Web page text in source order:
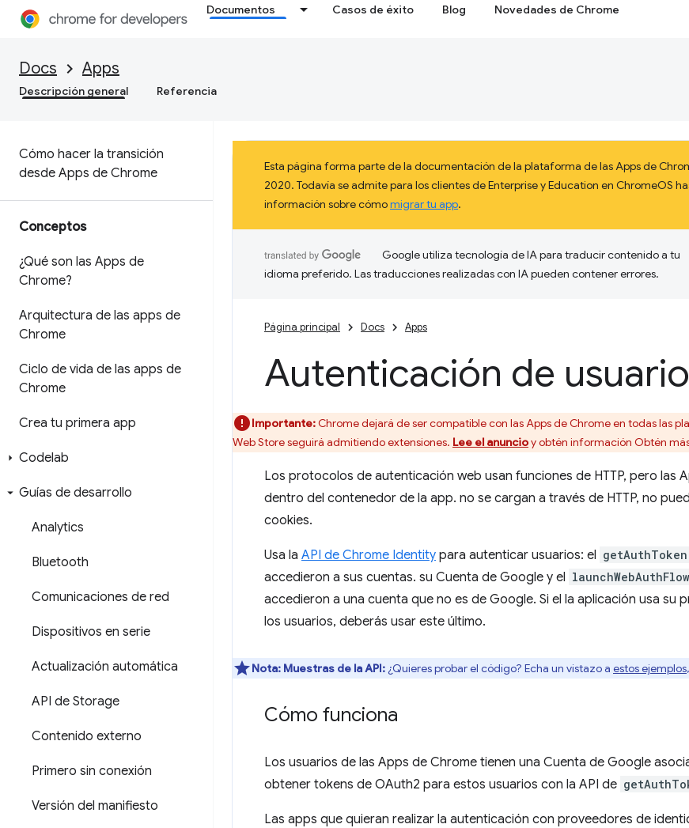
Documentos Casos de éxito Blog Novedades de Chrome
Docs Apps
Descripción general Referencia
Cómo hacer la transición
desde Apps de Chrome
Conceptos
¿Qué son las Apps de
Chrome?
Arquitectura de las apps de
Chrome
Ciclo de vida de las apps de
Chrome
Crea tu primera app
Codelab
Guías de desarrollo
Analytics
Bluetooth
Comunicaciones de red
Dispositivos en serie
Actualización automática
API de Storage
Contenido externo
Primero sin conexión
Versión del manifiesto
Esta página forma parte de la documentación de la plataforma de las Apps de
2020. Todavía se admite para los clientes de Enterprise y Education en ChromeOS
información sobre cómomigrar tu app.
Google utiliza tecnología de IA para traducir contenido a tu
idioma preferido. Las traducciones realizadas con IA pueden contener errores.
Página principal Docs Apps
Autenticación de
Importante:Chrome dejará de ser compatible con las Apps de Chrome en todas las
Web Store seguirá admitiendo extensiones. Lee el anuncioy obtén información Obtén
Los protocolos de autenticación web usan funciones de HTTP, pero las
dentro del contenedor de la app. no se cargan a través de HTTP, no
cookies.
Usa la API de Chrome Identity para autenticar usuarios: el getAuthToken
accedieron a sus cuentas. su Cuenta de Google y el launchWebAuthFlow
accedieron a una cuenta que no es de Google. Si el la aplicación usa su
los usuarios, deberás usar este último.
Nota: Muestras de la API: ¿Quieres probar el código? Echa un vistazo a estos ejemplos
Cómo funciona
Los usuarios de las Apps de Chrome tienen una Cuenta de Google
obtener tokens de OAuth2 para estos usuarios con la API de
Las apps que quieran realizar la autenticación con proveedores de